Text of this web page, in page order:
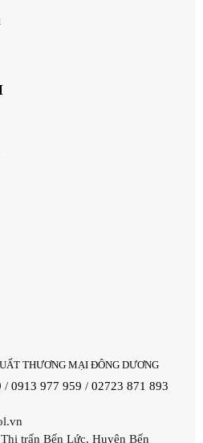
THƯƠNG MẠI ĐÔNG DƯƠNG
/ 0913 977 959 / 02723 871 893
trấn Bến Lức, Huyện Bến